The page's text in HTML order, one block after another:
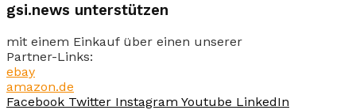
gsi.news unterstützen
mit einem Einkauf über einen unserer
Partner-Links:
ebay
amazon.de
Facebook Twitter Instagram Youtube LinkedIn